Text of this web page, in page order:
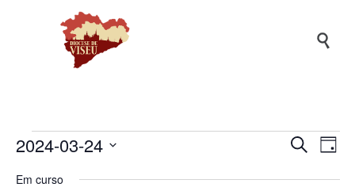

Eventos
Pesquisar
Dia
2024-03-24
a
Em curso